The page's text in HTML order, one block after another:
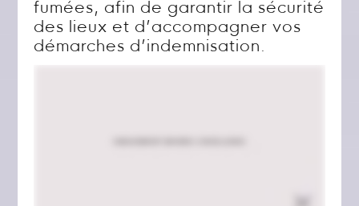
fumées, afin de garantir la sécurité
des lieux et d’accompagner vos
démarches d’indemnisation.